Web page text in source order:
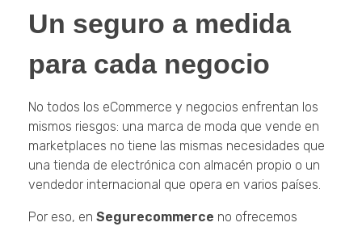
Un seguro a medida
para cada negocio
No todos los eCommerce y negocios enfrentan los
mismos riesgos: una marca de moda que vende en
marketplaces no tiene las mismas necesidades que
una tienda de electrónica con almacén propio o un
vendedor internacional que opera en varios países.
Por eso, en Segurecommerce no ofrecemos